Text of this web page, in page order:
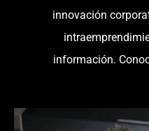
innovación
información.